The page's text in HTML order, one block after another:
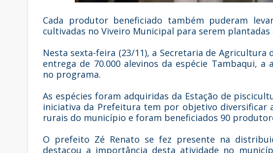
Cada produtor beneficiado também puderam
cultivadas no Viveiro Municipal para serem
Nesta sexta-feira (23/11), a Secretaria de Agricultura
entrega de 70.000 alevinos da espécie Tambaqui,
no programa.
As espécies foram adquiridas da Estação de
iniciativa da Prefeitura tem por objetivo diversificar
rurais do município e foram beneficiados 90
O prefeito Zé Renato se fez presente na
destacou a importância desta atividade no